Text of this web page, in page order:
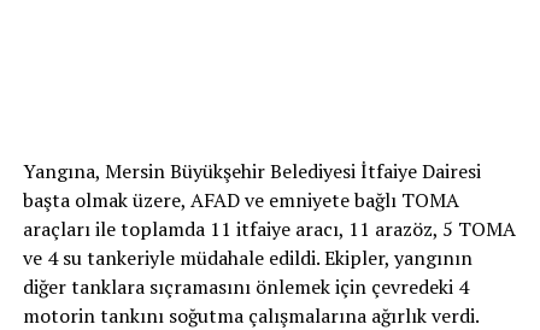
Yangına, Mersin Büyükşehir Belediyesi İtfaiye Dairesi
başta olmak üzere, AFAD ve emniyete bağlı TOMA
araçları ile toplamda 11 itfaiye aracı, 11 arazöz, 5 TOMA
ve 4 su tankeriyle müdahale edildi. Ekipler, yangının
diğer tanklara sıçramasını önlemek için çevredeki 4
motorin tankını soğutma çalışmalarına ağırlık verdi.